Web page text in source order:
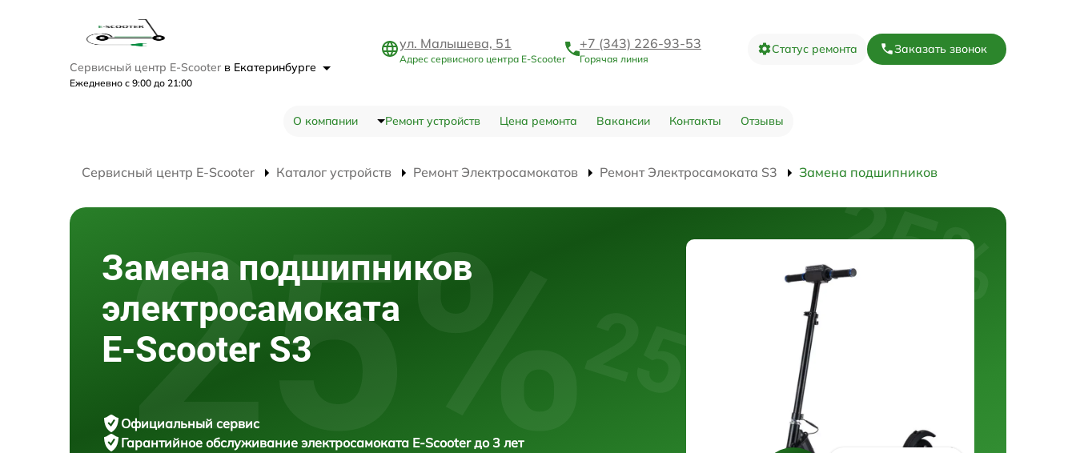
Сервисный центр E-Scooter в Екатеринбурге
Ежедневно с 9:00 до 21:00
ул. Малышева, 51
Адрес сервисного центра E-Scooter
+7 (343) 226-93-53
Горячая линия
Статус ремонта Заказать звонок
О компании Ремонт устройств Цена ремонта Вакансии Контакты Отзывы
Сервисный центр E-Scooter Каталог устройств Ремонт Электросамокатов Ремонт Электросамоката S3 Замена подшипников
Замена подшипников
электросамоката
E-Scooter S3
Официальный сервис
Гарантийное обслуживание электросамоката E-Scooter до 3 лет